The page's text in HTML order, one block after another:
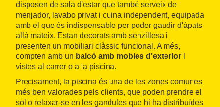
disposen de sala d'estar que també serveix de
menjador, lavabo privat i cuina independent, equipada
amb el que és indispensable per poder gaudir d'àpats
allà mateix. Estan decorats amb senzillesa i
presenten un mobiliari clàssic funcional. A més,
compten amb un balcó amb mobles d'exterior i
vistes al carrer o a la piscina.
Precisament, la piscina és una de les zones comunes
més ben valorades pels clients, que poden prendre el
sol o relaxar-se en les gandules que hi ha distribuïdes